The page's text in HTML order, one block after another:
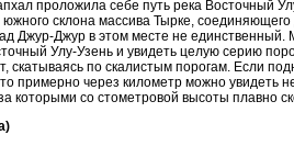
проложила себе путь река Восточный
склона массива Тырке,
Джур-Джур в этом месте не единственный.
Улу-Узень и увидеть целую серию
скатываясь по скалистым порогам. Если
примерно через километр можно увидеть
которыми со стометровой высоты плавно